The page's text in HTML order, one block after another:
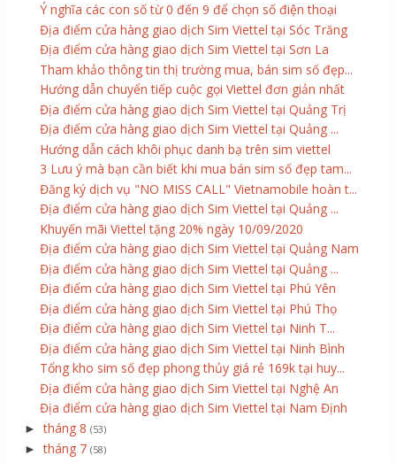
Ý nghĩa các con số từ 0 đến 9 để chọn số điện thoại
Địa điểm cửa hàng giao dịch Sim Viettel tại Sóc Trăng
Địa điểm cửa hàng giao dịch Sim Viettel tại Sơn La
Tham khảo thông tin thị trường mua, bán sim số đẹp...
Hướng dẫn chuyển tiếp cuộc gọi Viettel đơn giản nhất
Địa điểm cửa hàng giao dịch Sim Viettel tại Quảng Trị
Địa điểm cửa hàng giao dịch Sim Viettel tại Quảng ...
Hướng dẫn cách khôi phục danh bạ trên sim viettel
3 Lưu ý mà bạn cần biết khi mua bán sim số đẹp tam...
Đăng ký dịch vụ "NO MISS CALL" Vietnamobile hoàn t...
Địa điểm cửa hàng giao dịch Sim Viettel tại Quảng ...
Khuyến mãi Viettel tặng 20% ngày 10/09/2020
Địa điểm cửa hàng giao dịch Sim Viettel tại Quảng Nam
Địa điểm cửa hàng giao dịch Sim Viettel tại Quảng ...
Địa điểm cửa hàng giao dịch Sim Viettel tại Phú Yên
Địa điểm cửa hàng giao dịch Sim Viettel tại Phú Thọ
Địa điểm cửa hàng giao dịch Sim Viettel tại Ninh T...
Địa điểm cửa hàng giao dịch Sim Viettel tại Ninh Bình
Tổng kho sim số đẹp phong thủy giá rẻ 169k tại huy...
Địa điểm cửa hàng giao dịch Sim Viettel tại Nghệ An
Địa điểm cửa hàng giao dịch Sim Viettel tại Nam Định
►tháng 8 (53)
►tháng 7 (58)